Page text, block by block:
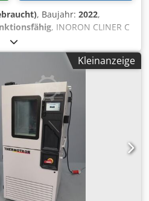
, Baujahr: 2022,
, INORON CLINER C
Ölabscheider und
T Aqekvsrf völlig Autark
und emulsionshaltige
Zustand, kann vor
Informationen
Kleinanzeige